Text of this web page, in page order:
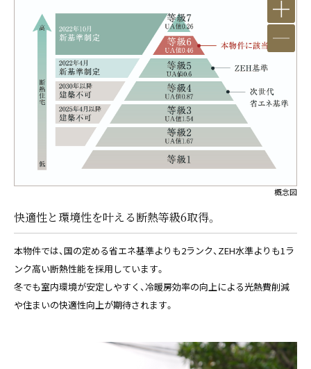
概念図
快適性と環境性を叶える断熱等級6取得。
本物件では、国の定める省エネ基準よりも2ランク、ZEH水準よりも1ラ
ンク高い断熱性能を採用しています。
冬でも室内環境が安定しやすく、冷暖房効率の向上による光熱費削減
や住まいの快適性向上が期待されます。